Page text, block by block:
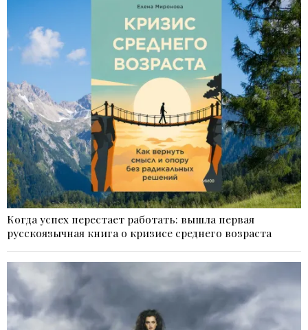
Когда успех перестает работать: вышла первая
русскоязычная книга о кризисе среднего возраста